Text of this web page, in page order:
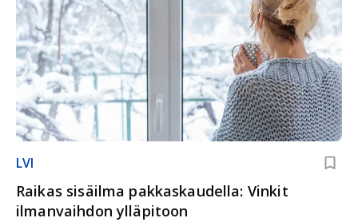
LVI
Raikas sisäilma pakkaskaudella: Vinkit
ilmanvaihdon ylläpitoon